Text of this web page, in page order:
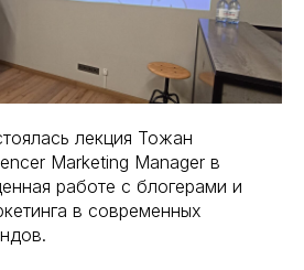
лекция Тоғжан
Marketing Manager в
работе с блогерами и
в современных